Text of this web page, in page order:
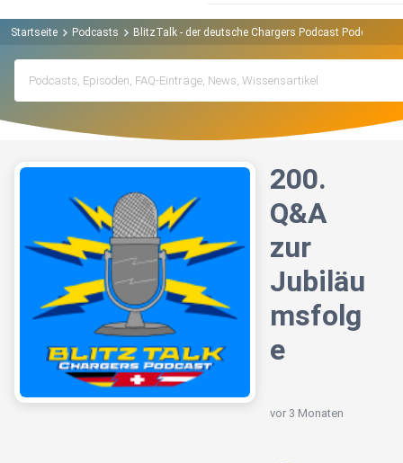
Startseite Podcasts BlitzTalk - der deutsche Chargers Podcast Podcast
200.
Q&A
zur
Jubiläu
msfolg
e
vor 3 Monaten